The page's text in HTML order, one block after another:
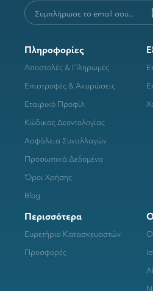
Πληροφορίες
Αποστολές & Πληρωμές
Επιστροφές & Ακυρώσεις
Εταιρικό Προφίλ
Κώδικας Δεοντολογίας
Ασφάλεια Συναλλαγών
Προσωπικά Δεδομένα
Όροι Χρήσης
Blog
Περισσότερα
Ευρετήριο Κατασκευαστών
Προσφορές
Ο